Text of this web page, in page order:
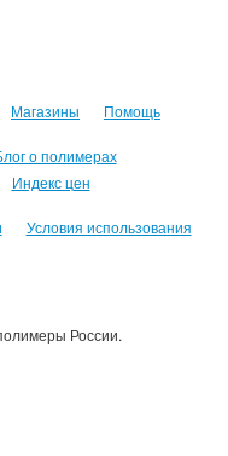
Магазины Помощь
о полимерах
Индекс цен
Условия использования
России.